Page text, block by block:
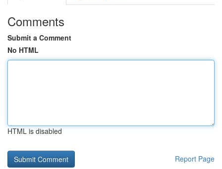
Comments
Submit a Comment
No HTML
HTML is disabled
Report Page